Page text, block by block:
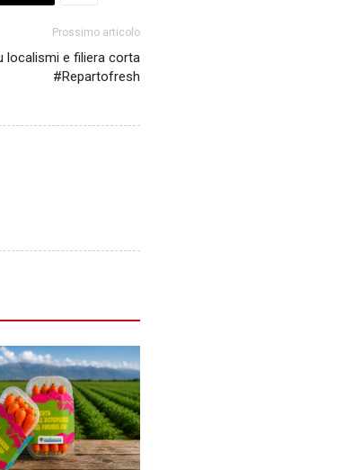
Prossimo articolo
localismi e filiera corta
#Repartofresh